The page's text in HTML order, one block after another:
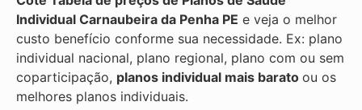
Individual Carnaubeira da Penha PE e veja o melhor
custo benefício conforme sua necessidade. Ex: plano
individual nacional, plano regional, plano com ou sem
coparticipação, planos individual mais barato ou os
melhores planos individuais.